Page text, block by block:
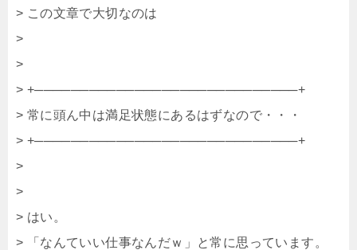
> この文章で大切なのは
>
>
> +─────────────────────────────+
> 常に頭ん中は満足状態にあるはずなので・・・
> +─────────────────────────────+
>
>
> はい。
> 「なんていい仕事なんだｗ」と常に思っています。